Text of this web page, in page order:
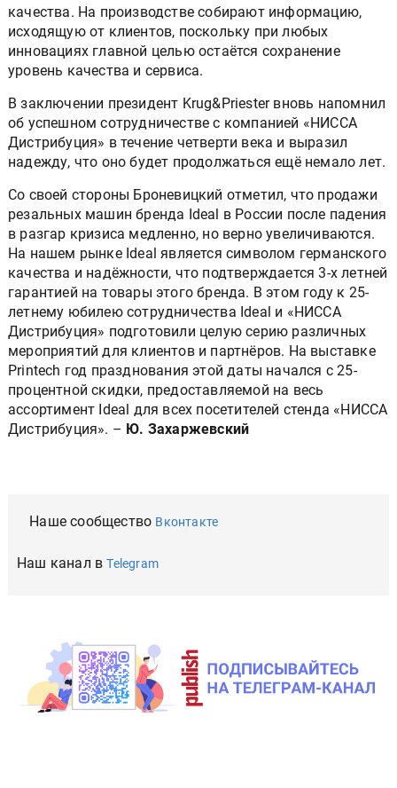
качества. На производстве собирают информацию,
исходящую от клиентов, поскольку при любых
инновациях главной целью остаётся сохранение
уровень качества и сервиса.
В заключении президент Krug&Priester вновь напомнил
об успешном сотрудничестве с компанией «НИССА
Дистрибуция» в течение четверти века и выразил
надежду, что оно будет продолжаться ещё немало лет.
Со своей стороны Броневицкий отметил, что продажи
резальных машин бренда Ideal в России после падения
в разгар кризиса медленно, но верно увеличиваются.
На нашем рынке Ideal является символом германского
качества и надёжности, что подтверждается 3-х летней
гарантией на товары этого бренда. В этом году к 25-
летнему юбилею сотрудничества Ideal и «НИССА
Дистрибуция» подготовили целую серию различных
мероприятий для клиентов и партнёров. На выставке
Printech год празднования этой даты начался с 25-
процентной скидки, предоставляемой на весь
ассортимент Ideal для всех посетителей cтенда «НИССА
Дистрибуция». – Ю. Захаржевский
Наше сообщество Вконтакте
Наш канал вTelegram